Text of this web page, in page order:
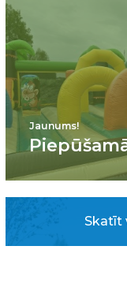
Jaunums!
Skatīt